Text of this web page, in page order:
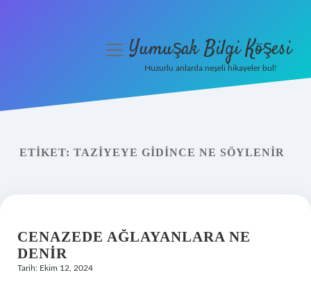
Yasal Uyarı
menüyüYumuşak Bilgi Köşesi
Huzurlu anlarda neşeli hikayeler bul!
ETIKET: TAZIYEYE GIDINCE NE SÖYLENIR
CENAZEDE AĞLAYANLARA NE
DENIR
Tarih: Ekim 12, 2024